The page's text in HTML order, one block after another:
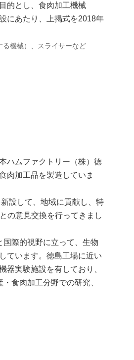
的とし、食肉加工機械
にあたり、上掲式を2018年
機械）、スライサーなど
ハムファクトリー（株）徳
肉加工品を製造していま
設して、地域に貢献し、特
の意見交換を行ってきまし
際的視野に立って、生物
ています。徳島工場に近い
器実験施設を有しており、
食肉加工分野での研究、